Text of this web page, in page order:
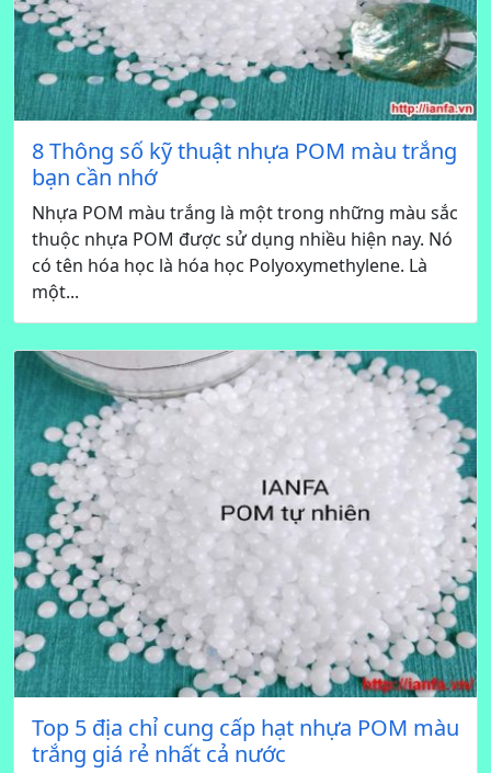
8 Thông số kỹ thuật nhựa POM màu trắng
bạn cần nhớ
Nhựa POM màu trắng là một trong những màu sắc
thuộc nhựa POM được sử dụng nhiều hiện nay. Nó
có tên hóa học là hóa học Polyoxymethylene. Là
một...
Top 5 địa chỉ cung cấp hạt nhựa POM màu
trắng giá rẻ nhất cả nước